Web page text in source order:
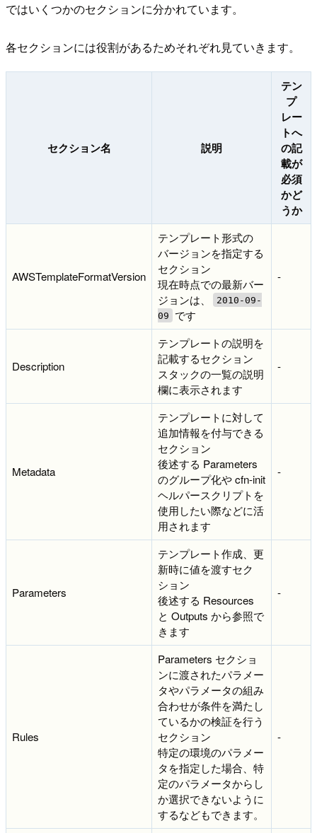
ではいくつかのセクションに分かれています。
各セクションには役割があるためそれぞれ見ていきます。
セクション名 説明
テン
プ
レー
トへ
の記
載が
必須
かど
うか
AWSTemplateFormatVersion
テンプレート形式の
バージョンを指定する
セクション
現在時点での最新バー
ジョンは、
2010-09-
09
です
-
Description
テンプレートの説明を
記載するセクション
スタックの一覧の説明
欄に表示されます
-
Metadata
テンプレートに対して
追加情報を付与できる
セクション
後述する Parameters
のグループ化や cfn-init
ヘルパースクリプトを
使用したい際などに活
用されます
-
Parameters
テンプレート作成、更
新時に値を渡すセク
ション
後述する Resources
と Outputs から参照で
きます
-
Rules
Parameters セクショ
ンに渡されたパラメー
タやパラメータの組み
合わせが条件を満たし
ているかの検証を行う
セクション
特定の環境のパラメー
タを指定した場合、特
定のパラメータからし
か選択できないように
するなどもできます。
-